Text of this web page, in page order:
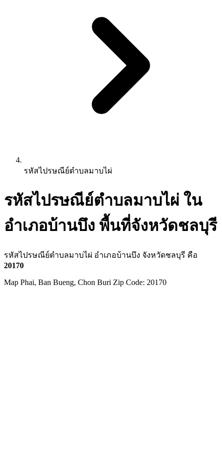
รหัสไปรษณีย์ตำบลมาบไผ่
รหัสไปรษณีย์ตำบลมาบไผ่ ใน
อำเภอบ้านบึง พื้นที่จังหวัดชลบุรี
รหัสไปรษณีย์ตำบลมาบไผ่ อำเภอบ้านบึง จังหวัดชลบุรี คือ
20170
Map Phai, Ban Bueng, Chon Buri Zip Code: 20170